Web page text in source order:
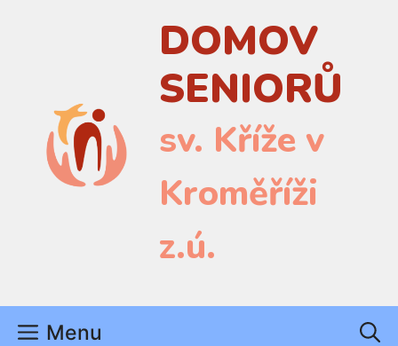
DOMOV
SENIORŮ
sv. Kříže v
Kroměříži
z.ú.
Menu